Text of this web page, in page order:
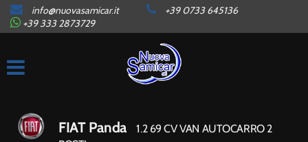
HOME
AZIENDA
info@nuovasamicar.it
+39 0733 645136
+39 333 2873729
FIAT Panda
1.2 69 CV VAN AUTOCARRO 2